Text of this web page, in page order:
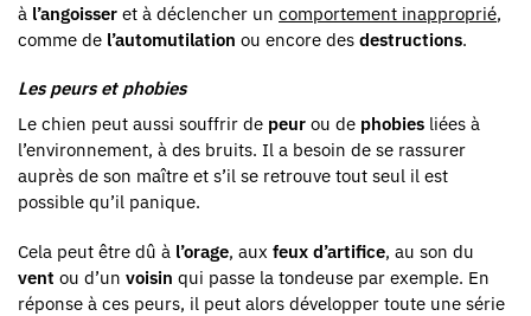
à l’angoisser et à déclencher un comportement inapproprié,
comme de l’automutilation ou encore des destructions.
Les peurs et phobies
Le chien peut aussi souffrir de peur ou de phobies liées à
l’environnement, à des bruits. Il a besoin de se rassurer
auprès de son maître et s’il se retrouve tout seul il est
possible qu’il panique.
Cela peut être dû à l’orage, aux feux d’artifice, au son du
vent ou d’un voisin qui passe la tondeuse par exemple. En
réponse à ces peurs, il peut alors développer toute une série